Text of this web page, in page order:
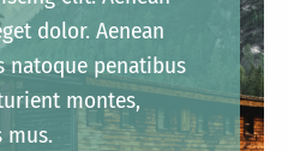
dolor. Aenean
natoque penatibus
montes,
mus.